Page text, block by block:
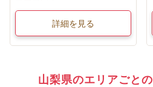
詳細を見る
山梨県のエリアごと